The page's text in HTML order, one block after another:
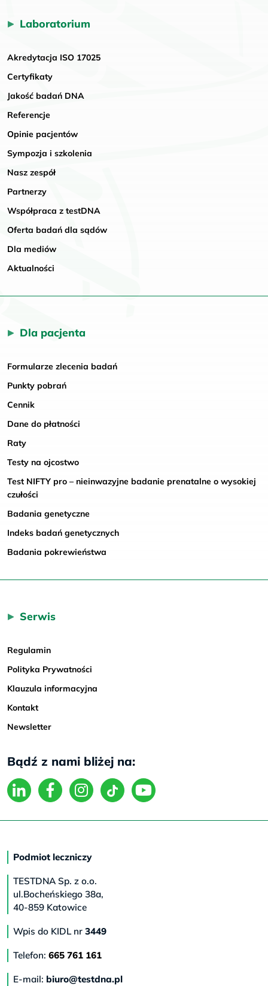
Laboratorium
Akredytacja ISO 17025
Certyfikaty
Jakość badań DNA
Referencje
Opinie pacjentów
Sympozja i szkolenia
Nasz zespół
Partnerzy
Współpraca z testDNA
Oferta badań dla sądów
Dla mediów
Aktualności
Dla pacjenta
Formularze zlecenia badań
Punkty pobrań
Cennik
Dane do płatności
Raty
Testy na ojcostwo
Test NIFTY pro – nieinwazyjne badanie prenatalne o wysokiej
czułości
Badania genetyczne
Indeks badań genetycznych
Badania pokrewieństwa
Serwis
Regulamin
Polityka Prywatności
Klauzula informacyjna
Kontakt
Newsletter
Bądź z nami bliżej na:
Podmiot leczniczy
TESTDNA Sp. z o.o.
ul.Bocheńskiego 38a,
40-859 Katowice
Wpis do KIDL nr 3449
Telefon: 665 761 161
E-mail: biuro@testdna.pl